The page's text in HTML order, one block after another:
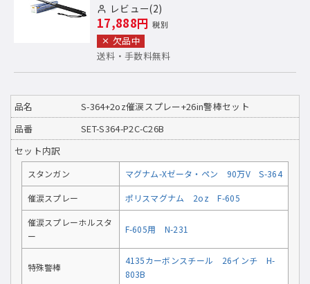
レビュー(2)
17,888円 税別
欠品中
送料・手数料無料
品名
S-364+2oz催涙スプレー+26in警棒セット
品番
SET-S364-P2C-C26B
セット内訳
スタンガン マグナム-Xゼータ・ペン 90万V S-364
催涙スプレー ポリスマグナム 2oz F-605
催涙スプレーホルスタ
ー
F-605用 N-231
特殊警棒
4135カーボンスチール 26インチ H-
803B